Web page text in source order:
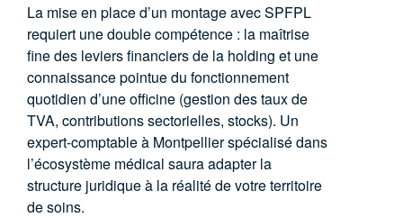
La mise en place d’un montage avec SPFPL
requiert une double compétence : la maîtrise
fine des leviers financiers de la holding et une
connaissance pointue du fonctionnement
quotidien d’une officine (gestion des taux de
TVA, contributions sectorielles, stocks). Un
expert-comptable à Montpellierspécialisé dans
l’écosystème médical saura adapter la
structure juridique à la réalité de votre territoire
de soins.